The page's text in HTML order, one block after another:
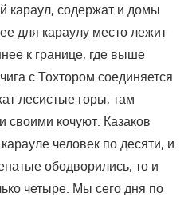
караул, содержат и домы
для караулу место лежит
к границе, где выше
с Тохтором соединяется
лесистые горы, там
своими кочуют. Казаков
человек по десяти, и
ободворились, то и
четыре. Мы сего дня по